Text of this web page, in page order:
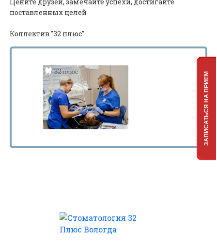
поставленных целей
Коллектив "32 плюс"
ЗАПИСАТЬСЯ НА ПРИЕМ